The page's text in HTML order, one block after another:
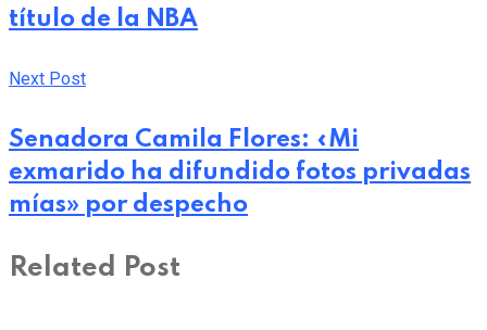
título de la NBA
Next Post
Senadora Camila Flores: «Mi
exmarido ha difundido fotos privadas
mías» por despecho
Related Post